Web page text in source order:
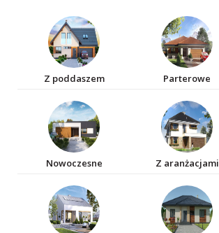
Z poddaszem Parterowe
Nowoczesne Z aranżacjami